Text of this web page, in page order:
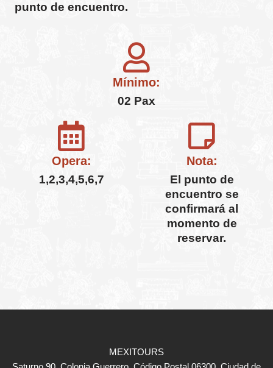
punto de encuentro.
Mínimo:
02 Pax
Opera:
1,2,3,4,5,6,7
Nota:
El punto de
encuentro se
confirmará al
momento de
reservar.
MEXITOURS